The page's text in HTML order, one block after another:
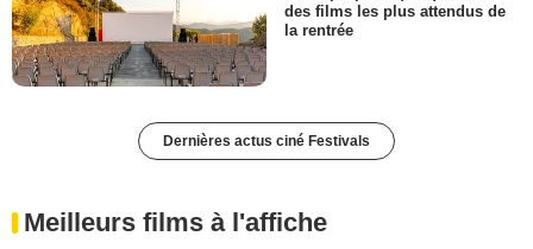
des films les plus attendus de
la rentrée
Dernières actus ciné Festivals
Meilleurs films à l'affiche